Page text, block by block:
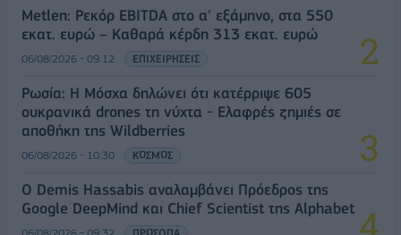
Metlen: Ρεκόρ EBITDA στο α' εξάμηνο, στα 550
εκατ. ευρώ – Καθαρά κέρδη 313 εκατ. ευρώ
06/08/2026 - 09:12 ΕΠΙΧΕΙΡΗΣΕΙΣ
Ρωσία: Η Μόσχα δηλώνει ότι κατέρριψε 605
ουκρανικά drones τη νύχτα - Ελαφρές ζημιές σε
αποθήκη της Wildberries
06/08/2026 - 10:30 ΚΟΣΜΟΣ
Ο Demis Hassabis αναλαμβάνει Πρόεδρος της
Google DeepMind και Chief Scientist της Alphabet